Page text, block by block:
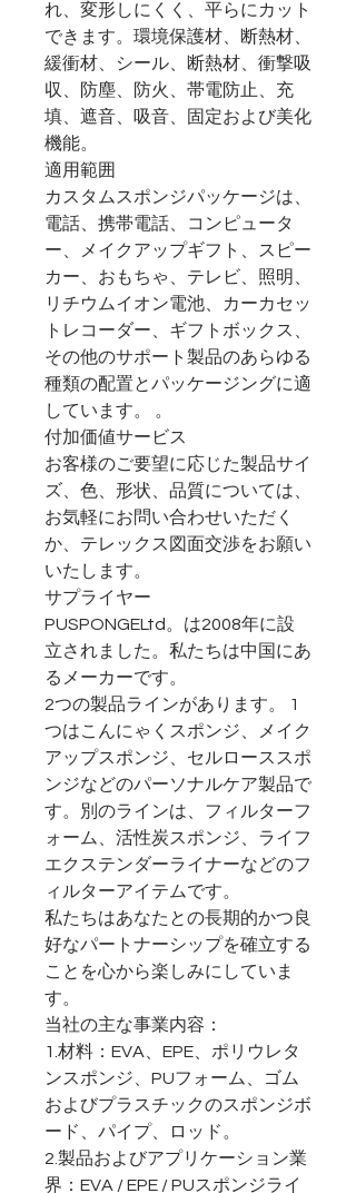
れ、変形しにくく、平らにカット
できます。環境保護材、断熱材、
緩衝材、シール、断熱材、衝撃吸
収、防塵、防火、帯電防止、充
填、遮音、吸音、固定および美化
機能。
適用範囲
カスタムスポンジパッケージは、
電話、携帯電話、コンピュータ
ー、メイクアップギフト、スピー
カー、おもちゃ、テレビ、照明、
リチウムイオン電池、カーカセッ
トレコーダー、ギフトボックス、
その他のサポート製品のあらゆる
種類の配置とパッケージングに適
しています。 。
付加価値サービス
お客様のご要望に応じた製品サイ
ズ、色、形状、品質については、
お気軽にお問い合わせいただく
か、テレックス図面交渉をお願い
いたします。
サプライヤー
PUSPONGELtd。は2008年に設
立されました。私たちは中国にあ
るメーカーです。
2つの製品ラインがあります。 1
つはこんにゃくスポンジ、メイク
アップスポンジ、セルローススポ
ンジなどのパーソナルケア製品で
す。別のラインは、フィルターフ
ォーム、活性炭スポンジ、ライフ
エクステンダーライナーなどのフ
ィルターアイテムです。
私たちはあなたとの長期的かつ良
好なパートナーシップを確立する
ことを心から楽しみにしていま
す。
当社の主な事業内容：
1.材料：EVA、EPE、ポリウレタ
ンスポンジ、PUフォーム、ゴム
およびプラスチックのスポンジボ
ード、パイプ、ロッド。
2.製品およびアプリケーション業
界：EVA / EPE / PUスポンジライ